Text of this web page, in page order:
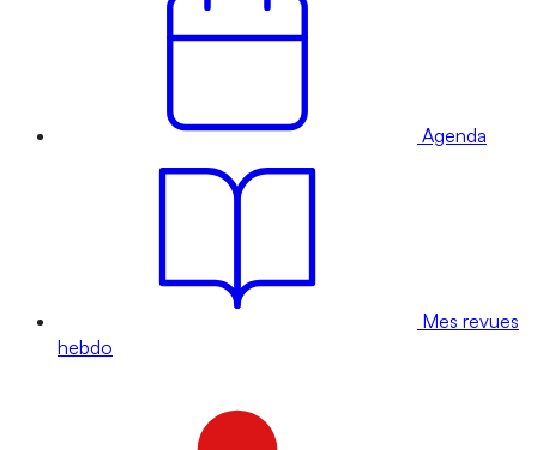
Agenda
Mes revues
hebdo